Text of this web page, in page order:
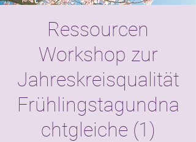
Ressourcen
Workshop zur
Jahreskreisqualität
Frühlingstagundna
chtgleiche (1)